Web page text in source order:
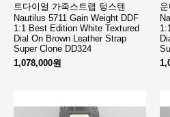
트다이얼 가죽스트랩 텅스텐
Nautilus 5711 Gain Weight DDF
1:1 Best Edition White Textured
Dial On Brown Leather Strap
Super Clone DD324
1,078,000원